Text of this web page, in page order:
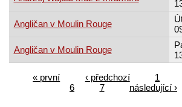
Angličan v Moulin Rouge
Angličan v Moulin Rouge
« první ‹ předchozí 1
6
7 následující ›